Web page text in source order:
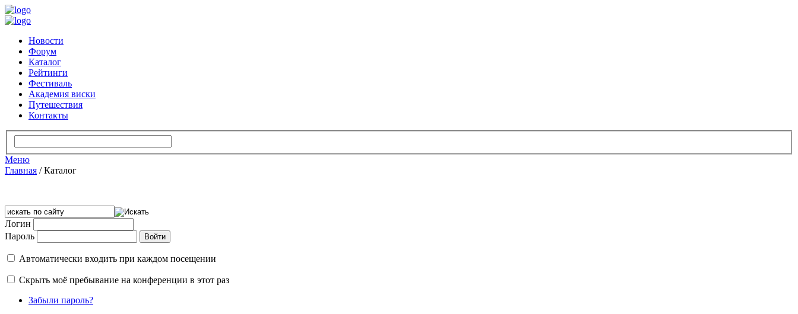
Новости
Форум
Каталог
Рейтинги
Фестиваль
Академия виски
Путешествия
Контакты
Меню
Главная /Каталог
Логин
Пароль
Автоматически входить при каждом посещении
Скрыть моё пребывание на конференции в этот раз
Забыли пароль?